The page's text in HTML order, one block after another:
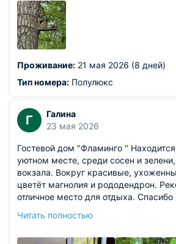
что- то приготовить.убирают
поменяли чз 3 дня, персонал
живем тоже в курортном месте(
впечатлены Светлогорском и
отель
Из недостатков: такого ничего не
Проживание: 21 мая 2026 (8 дней)
Тип номера: Полулюкс
Г
Галина
23 мая 2026
Гостевой дом "Фламинго "
уютном месте, среди сосен и
вокзала. Вокруг красивые,
цветёт магнолия и рододендрон.
отличное место для отдыха.
Из недостатков: если не
Читать полностью